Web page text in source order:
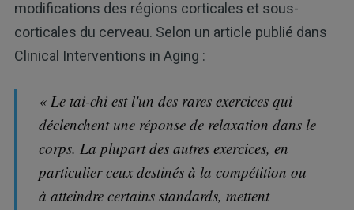
modifications des régions corticales et sous-
corticales du cerveau. Selon un article publié dans
Clinical Interventions in Aging :
« Le tai-chi est l'un des rares exercices qui
déclenchent une réponse de relaxation dans le
corps. La plupart des autres exercices, en
particulier ceux destinés à la compétition ou
à atteindre certains standards, mettent